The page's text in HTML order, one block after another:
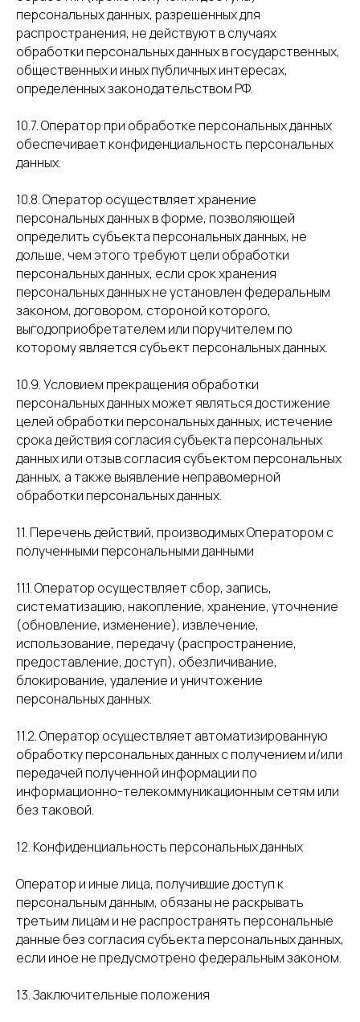
персональных данных, разрешенных для
распространения, не действуют в случаях
обработки персональных данных в государственных,
общественных и иных публичных интересах,
определенных законодательством РФ.
10.7. Оператор при обработке персональных данных
обеспечивает конфиденциальность персональных
данных.
10.8. Оператор осуществляет хранение
персональных данных в форме, позволяющей
определить субъекта персональных данных, не
дольше, чем этого требуют цели обработки
персональных данных, если срок хранения
персональных данных не установлен федеральным
законом, договором, стороной которого,
выгодоприобретателем или поручителем по
которому является субъект персональных данных.
10.9. Условием прекращения обработки
персональных данных может являться достижение
целей обработки персональных данных, истечение
срока действия согласия субъекта персональных
данных или отзыв согласия субъектом персональных
данных, а также выявление неправомерной
обработки персональных данных.
11. Перечень действий, производимых Оператором с
полученными персональными данными
11.1. Оператор осуществляет сбор, запись,
систематизацию, накопление, хранение, уточнение
(обновление, изменение), извлечение,
использование, передачу (распространение,
предоставление, доступ), обезличивание,
блокирование, удаление и уничтожение
персональных данных.
11.2. Оператор осуществляет автоматизированную
обработку персональных данных с получением и/или
передачей полученной информации по
информационно-телекоммуникационным сетям или
без таковой.
12. Конфиденциальность персональных данных
Оператор и иные лица, получившие доступ к
персональным данным, обязаны не раскрывать
третьим лицам и не распространять персональные
данные без согласия субъекта персональных данных,
если иное не предусмотрено федеральным законом.
13. Заключительные положения